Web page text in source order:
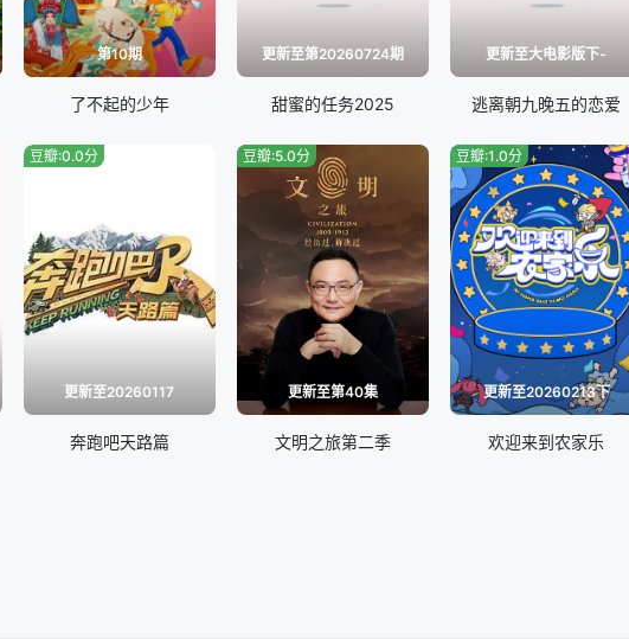
20260602会员版
第10期
了不起的少年
更新至第20260724期
甜蜜的任务2025
更新至大电影版下-
逃离朝九晚五的恋爱
更新至20260117
豆瓣:0.0分
奔跑吧天路篇
更新至第40集
豆瓣:5.0分
文明之旅第二季
更新至20260213下
豆瓣:1.0分
欢迎来到农家乐